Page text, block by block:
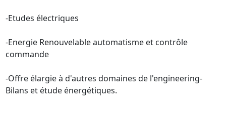
-Etudes électriques
-Energie Renouvelable automatisme et contrôle
commande
-Offre élargie à d'autres domaines de l'engineering-